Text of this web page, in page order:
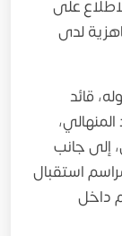
على
لدى
قائد
إلى جانب
استقبال
داخل